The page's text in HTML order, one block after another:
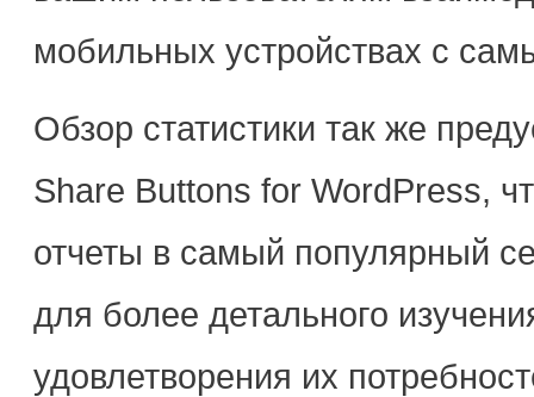
мобильных устройствах с
Обзор статистики так же
Share Buttons for WordPress,
отчеты в самый популярный
для более детального
удовлетворения их